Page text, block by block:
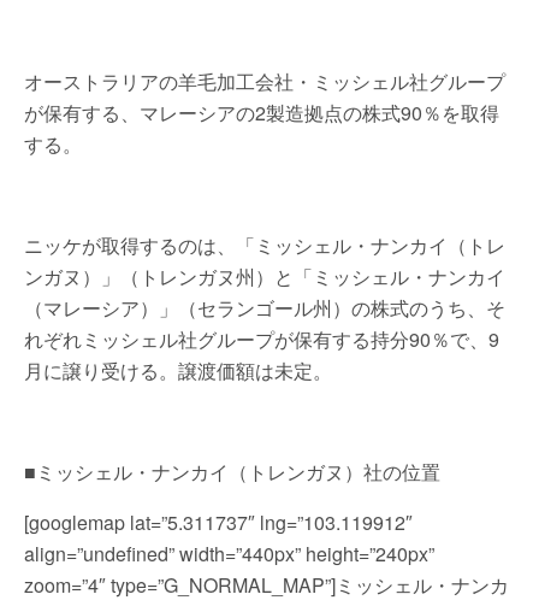
オーストラリアの羊毛加工会社・ミッシェル社グループ
が保有する、マレーシアの2製造拠点の株式90％を取得
する。
ニッケが取得するのは、「ミッシェル・ナンカイ（トレ
ンガヌ）」（トレンガヌ州）と「ミッシェル・ナンカイ
（マレーシア）」（セランゴール州）の株式のうち、そ
れぞれミッシェル社グループが保有する持分90％で、9
月に譲り受ける。譲渡価額は未定。
■ミッシェル・ナンカイ（トレンガヌ）社の位置
[googlemap lat=”5.311737″ lng=”103.119912″
align=”undefined” width=”440px” height=”240px”
zoom=”4″ type=”G_NORMAL_MAP”]ミッシェル・ナンカ